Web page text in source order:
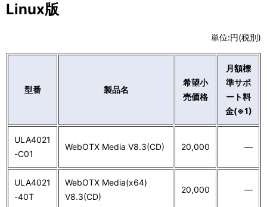
Linux版
単位:円(税別)
型番 製品名
希望小
売価格
月額標
準サポ
ート料
金(※1)
ULA4021
-C01
WebOTX Media V8.3(CD) 20,000 ―
ULA4021
-40T
WebOTX Media(x64)
V8.3(CD)
20,000 ―